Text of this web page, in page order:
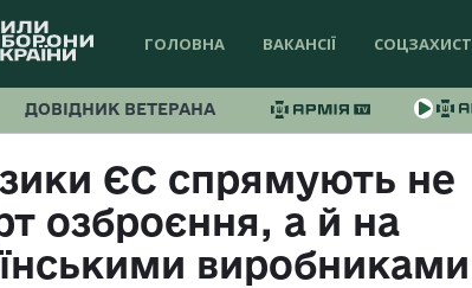
ГОЛОВНА ВАКАНСІЇ СОЦЗАХИСТ
ДОВІДНИК ВЕТЕРАНА
ЄС спрямують не
озброєння, а й на
виробниками